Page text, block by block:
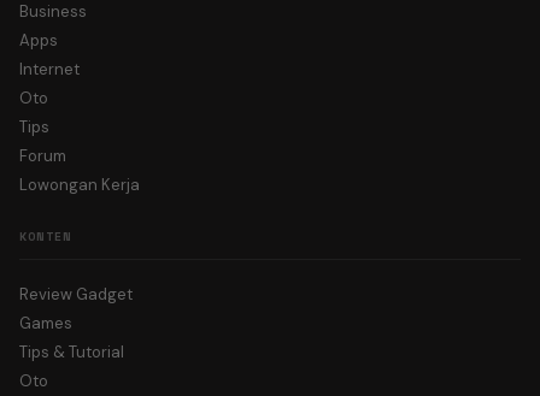
Business
Apps
Internet
Oto
Tips
Forum
Lowongan Kerja
KONTEN
Review Gadget
Games
Tips & Tutorial
Oto